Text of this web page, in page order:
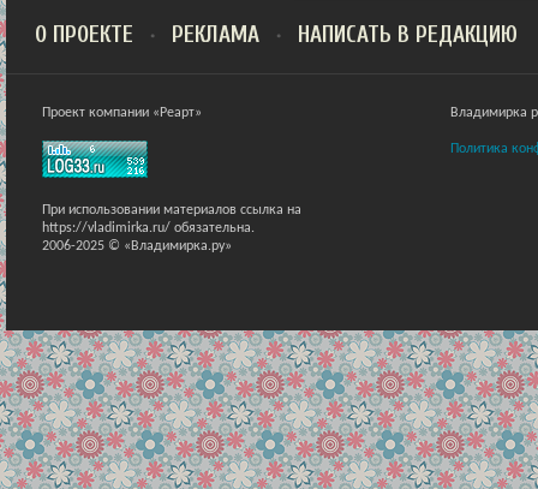
О ПРОЕКТЕ РЕКЛАМА НАПИСАТЬ В РЕДАКЦИЮ
Проект компании «Реарт»
При использовании материалов ссылка на
https://vladimirka.ru/ обязательна.
2006-2025 © «Владимирка.ру»
Владимирка
Политика